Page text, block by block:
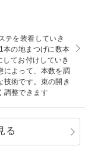
テを装着していき
本の地まつげに数本
てお付けしていき
によって、本数を調
技術です。束の開き
調整できます
る